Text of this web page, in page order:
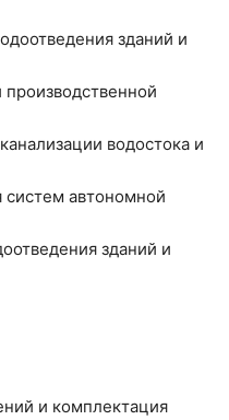
зданий и
водостока и
автономной
зданий и
и комплектация